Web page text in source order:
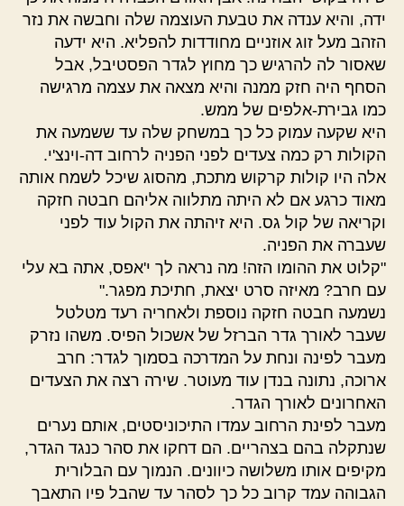
ידה, והיא ענדה את טבעת העוצמה שלה וחבשה את נזר
הזהב מעל זוג אוזניים מחודדות להפליא. היא ידעה
שאסור לה להרגיש כך מחוץ לגדר הפסטיבל, אבל
הסחף היה חזק ממנה והיא מצאה את עצמה מרגישה
כמו גבירת-אלפים של ממש.
היא שקעה עמוק כל כך במשחק שלה עד ששמעה את
הקולות רק כמה צעדים לפני הפניה לרחוב דה-וינצ'י.
אלה היו קולות קרקוש מתכת, מהסוג שיכל לשמח אותה
מאוד כרגע אם לא היתה מתלווה אליהם חבטה חזקה
וקריאה של קול גס. היא זיהתה את הקול עוד לפני
שעברה את הפניה.
"קלוט את ההומו הזה! מה נראה לך י'אפס, אתה בא עלי
עם חרב? מאיזה סרט יצאת, חתיכת מפגר."
נשמעה חבטה חזקה נוספת ולאחריה רעד מטלטל
שעבר לאורך גדר הברזל של אשכול הפיס. משהו נזרק
מעבר לפינה ונחת על המדרכה בסמוך לגדר: חרב
ארוכה, נתונה בנדן עוד מעוטר. שירה רצה את הצעדים
האחרונים לאורך הגדר.
מעבר לפינת הרחוב עמדו התיכוניסטים, אותם נערים
שנתקלה בהם בצהריים. הם דחקו את סהר כנגד הגדר,
מקיפים אותו משלושה כיוונים. הנמוך עם הבלורית
הגבוהה עמד קרוב כל כך לסהר עד שהבל פיו התאבך